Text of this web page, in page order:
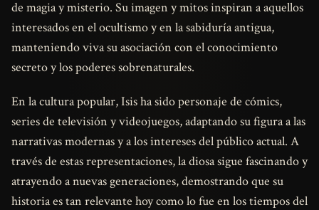
de magia y misterio. Su imagen y mitos inspiran a aquellos
interesados en el ocultismo y en la sabiduría antigua,
manteniendo viva su asociación con el conocimiento
secreto y los poderes sobrenaturales.
En la cultura popular, Isis ha sido personaje de cómics,
series de televisión y videojuegos, adaptando su figura a las
narrativas modernas y a los intereses del público actual. A
través de estas representaciones, la diosa sigue fascinando y
atrayendo a nuevas generaciones, demostrando que su
historia es tan relevante hoy como lo fue en los tiempos del